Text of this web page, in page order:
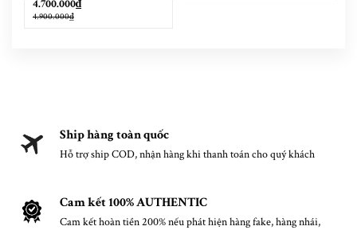
4.700.000₫
4.900.000₫
Ship hàng toàn quốc
Hỗ trợ ship COD, nhận hàng khi thanh toán cho quý khách
Cam kết 100% AUTHENTIC
Cam kết hoàn tiền 200% nếu phát hiện hàng fake, hàng nhái,